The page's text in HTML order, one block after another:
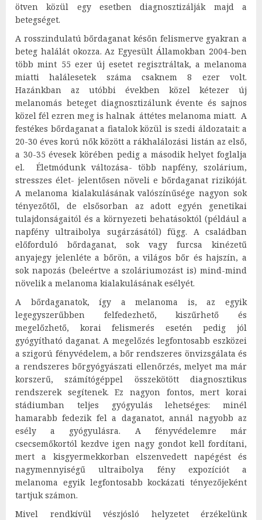
ötven közül egy esetben diagnosztizálják majd a
betegséget.
A rosszindulatú bőrdaganat későn felismerve gyakran a
beteg halálát okozza. Az Egyesült Államokban 2004-ben
több mint 55 ezer új esetet regisztráltak, a melanoma
miatti halálesetek száma csaknem 8 ezer volt.
Hazánkban az utóbbi években közel kétezer új
melanomás beteget diagnosztizálunk évente és sajnos
közel fél ezren meg is halnak áttétes melanoma miatt. A
festékes bőrdaganat a fiatalok közül is szedi áldozatait: a
20-30 éves korú nők között a rákhalálozási listán az első,
a 30-35 évesek körében pedig a második helyet foglalja
el. Életmódunk változása- több napfény, szolárium,
stresszes élet- jelentősen növeli e bőrdaganat rizikóját.
A melanoma kialakulásának valószínűsége nagyon sok
tényezőtől, de elsősorban az adott egyén genetikai
tulajdonságaitól és a környezeti behatásoktól (például a
napfény ultraibolya sugárzásától) függ. A családban
előforduló bőrdaganat, sok vagy furcsa kinézetű
anyajegy jelenléte a bőrön, a világos bőr és hajszín, a
sok napozás (beleértve a szoláriumozást is) mind-mind
növelik a melanoma kialakulásának esélyét.
A bőrdaganatok, így a melanoma is, az egyik
legegyszerűbben felfedezhető, kiszűrhető és
megelőzhető, korai felismerés esetén pedig jól
gyógyítható daganat. A megelőzés legfontosabb eszközei
a szigorú fényvédelem, a bőr rendszeres önvizsgálata és
a rendszeres bőrgyógyászati ellenőrzés, melyet ma már
korszerű, számítógéppel összekötött diagnosztikus
rendszerek segítenek. Ez nagyon fontos, mert korai
stádiumban teljes gyógyulás lehetséges: minél
hamarabb fedezik fel a daganatot, annál nagyobb az
esély a gyógyulásra. A fényvédelemre már
csecsemőkortól kezdve igen nagy gondot kell fordítani,
mert a kisgyermekkorban elszenvedett napégést és
nagymennyiségű ultraibolya fény expozíciót a
melanoma egyik legfontosabb kockázati tényezőjeként
tartjuk számon.
Mivel rendkívül vészjósló helyzetet érzékelünk